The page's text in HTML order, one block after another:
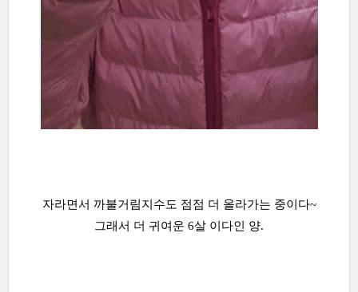
자라면서 까불거림지수도 점점 더 올라가는 중이다~
그래서 더 귀여운 6살 이다인 양.